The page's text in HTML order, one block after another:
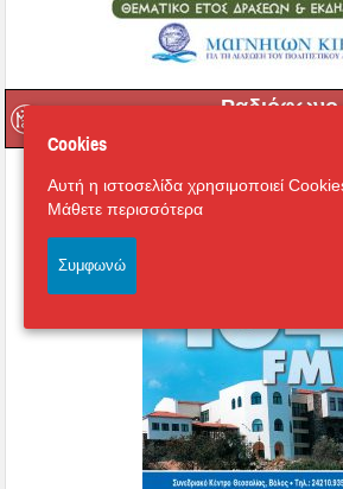
Ραδιόφωνο
Cookies
Αυτή η ιστοσελίδα χρησιμοποιεί
Μάθετε περισσότερα
Συμφωνώ